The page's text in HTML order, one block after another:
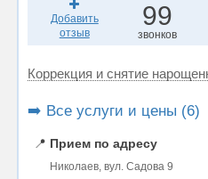
Добавить
отзыв
99
звонков
Коррекция и снятие
➡️ Все услуги и цены (6)
📍 Прием по адресу
Николаев, вул. Садова 9